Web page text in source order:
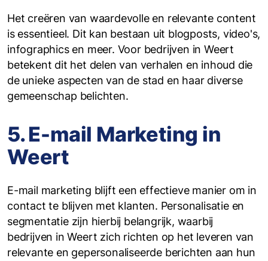
Het creëren van waardevolle en relevante content
is essentieel. Dit kan bestaan uit blogposts, video's,
infographics en meer. Voor bedrijven in Weert
betekent dit het delen van verhalen en inhoud die
de unieke aspecten van de stad en haar diverse
gemeenschap belichten.
5. E-mail Marketing in
Weert
E-mail marketing blijft een effectieve manier om in
contact te blijven met klanten. Personalisatie en
segmentatie zijn hierbij belangrijk, waarbij
bedrijven in Weert zich richten op het leveren van
relevante en gepersonaliseerde berichten aan hun